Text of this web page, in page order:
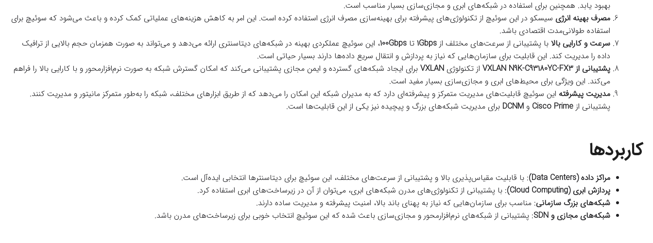
بهبود یابد. همچنین برای استفاده در شبکه‌های ابری و مجازی‌سازی بسیار مناسب است.
مصرف بهینه انرژی سیسکو در این سوئیچ از تکنولوژی‌های پیشرفته برای بهینه‌سازی مصرف انرژی استفاده کرده است. این امر به کاهش هزینه‌های عملیاتی کمک کرده و باعث می‌شود که سوئیچ برای
استفاده طولانی‌مدت اقتصادی باشد.
سرعت و کارایی بالا با پشتیبانی از سرعت‌های مختلف از 1Gbps تا 100Gbps، این سوئیچ عملکردی بهینه در شبکه‌های دیتاسنتری ارائه می‌دهد و می‌تواند به صورت همزمان حجم بالایی از ترافیک
داده را مدیریت کند. این قابلیت برای سازمان‌هایی که نیاز به پردازش و انتقال سریع داده‌ها دارند بسیار حیاتی است.
پشتیبانی از VXLAN N9K-C93180YC-FX3 از تکنولوژی VXLAN برای ایجاد شبکه‌های گسترده و ایمن مجازی پشتیبانی می‌کند که امکان گسترش شبکه به صورت نرم‌افزارمحور و با کارایی بالا را فراهم
می‌کند. این ویژگی برای محیط‌های ابری و مجازی‌سازی بسیار مفید است.
مدیریت پیشرفته این سوئیچ قابلیت‌های مدیریت متمرکز و پیشرفته‌ای دارد که به مدیران شبکه این امکان را می‌دهد که از طریق ابزارهای مختلف، شبکه را به‌طور متمرکز مانیتور و مدیریت کنند.
پشتیبانی از Cisco Prime و DCNM برای مدیریت شبکه‌های بزرگ و پیچیده نیز یکی از این قابلیت‌ها است.
کاربردها
مراکز داده (Data Centers)
: با قابلیت مقیاس‌پذیری بالا و پشتیبانی از سرعت‌های مختلف، این سوئیچ برای دیتاسنترها انتخابی ایده‌آل است.
پردازش ابری (Cloud Computing)
: با پشتیبانی از تکنولوژی‌های مدرن شبکه‌های ابری، می‌توان از آن در زیرساخت‌های ابری استفاده کرد.
شبکه‌های بزرگ سازمانی: مناسب برای سازمان‌هایی که نیاز به پهنای باند بالا، امنیت پیشرفته و مدیریت ساده دارند.
شبکه‌های مجازی و SDN
: پشتیبانی از شبکه‌های نرم‌افزارمحور و مجازی‌سازی باعث شده که این سوئیچ انتخاب خوبی برای زیرساخت‌های مدرن باشد.